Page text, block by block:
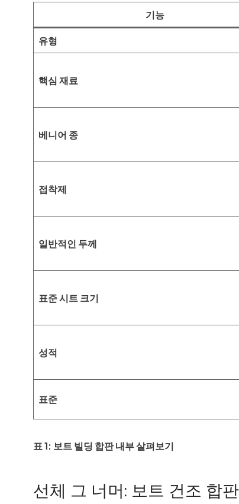
기능
유형
핵심 재료
베니어 종
접착제
일반적인 두께
표준 시트 크기
성적
표준
표 1: 보트 빌딩 합판 내부 살펴보기
선체 그 너머: 보트 건조 합